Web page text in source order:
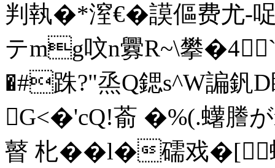
判執�*潌€�謨傴费
テmg呅n釁R~\攀
�#跦?"烝Q鍶s^W諞釩D
G<�'cQ!萮 �%(.蠴謄が
瞽 朼��l�礝戏�[蛶